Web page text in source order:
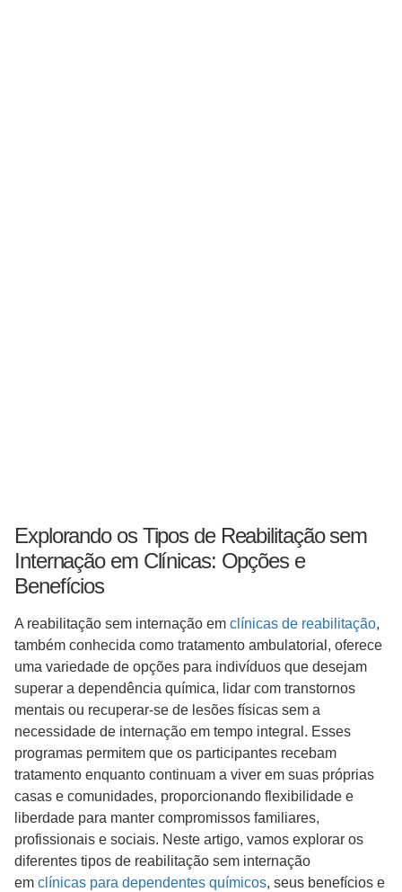
Explorando os Tipos de Reabilitação sem
Internação em Clínicas: Opções e
Benefícios
A reabilitação sem internação em clínicas de reabilitação,
também conhecida como tratamento ambulatorial, oferece
uma variedade de opções para indivíduos que desejam
superar a dependência química, lidar com transtornos
mentais ou recuperar-se de lesões físicas sem a
necessidade de internação em tempo integral. Esses
programas permitem que os participantes recebam
tratamento enquanto continuam a viver em suas próprias
casas e comunidades, proporcionando flexibilidade e
liberdade para manter compromissos familiares,
profissionais e sociais. Neste artigo, vamos explorar os
diferentes tipos de reabilitação sem internação
em clínicas para dependentes químicos, seus benefícios e